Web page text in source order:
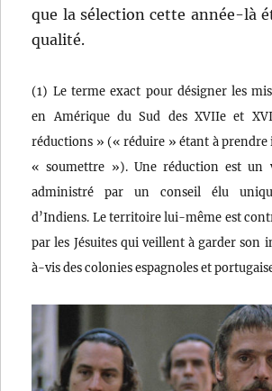
que la sélection cette année-là
qualité.
(1) Le terme exact pour désigner les
en Amérique du Sud des XVIIe et
réductions » (« réduire » étant à prendre
« soumettre »). Une réduction est un
administré par un conseil élu
d’Indiens. Le territoire lui-même est
par les Jésuites qui veillent à garder son
à-vis des colonies espagnoles et